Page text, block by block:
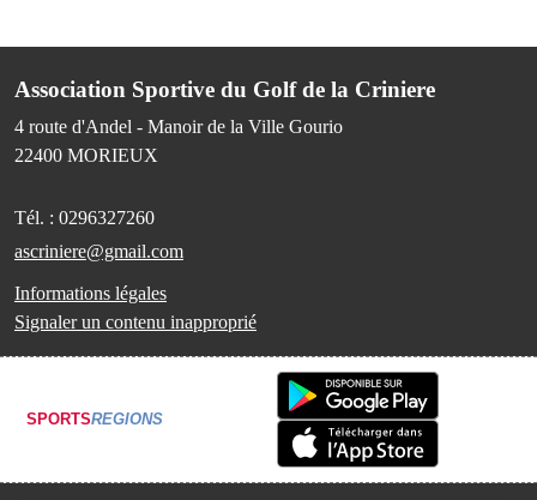
Association Sportive du Golf de la Criniere
4 route d'Andel - Manoir de la Ville Gourio
22400 MORIEUX
Tél. : 0296327260
ascriniere@gmail.com
Informations légales
Signaler un contenu inapproprié
SPORTSREGIONS